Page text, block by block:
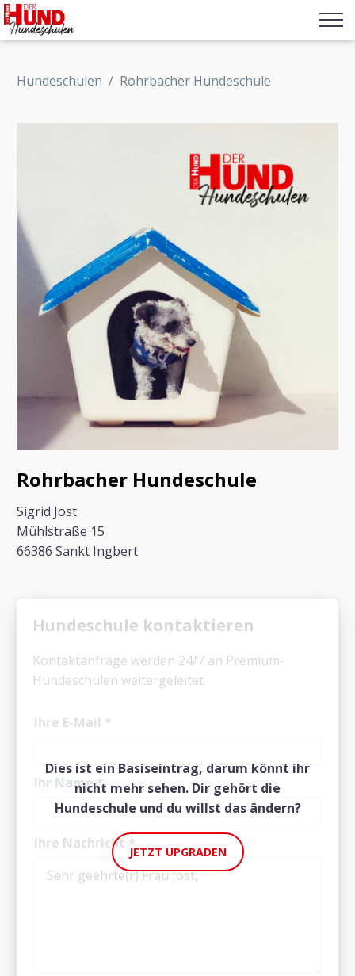
Hundeschulen / Rohrbacher Hundeschule
Rohrbacher Hundeschule
Sigrid Jost
Mühlstraße 15
66386 Sankt Ingbert
Dies ist ein Basiseintrag, darum könnt ihr
nicht mehr sehen. Dir gehört die
Hundeschule und du willst das ändern?
JETZT UPGRADEN
Hundeschule kontaktieren
Kontaktanfrage werden 24/7 an Premium-
Hundeschulen weitergeleitet
Ihre E-Mail *
Ihr Name*
Ihre Nachricht *